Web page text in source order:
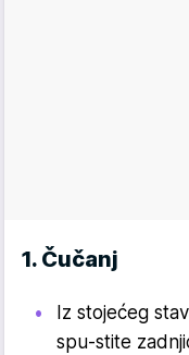
1. Čučanj
Iz stojećeg
spu-stite